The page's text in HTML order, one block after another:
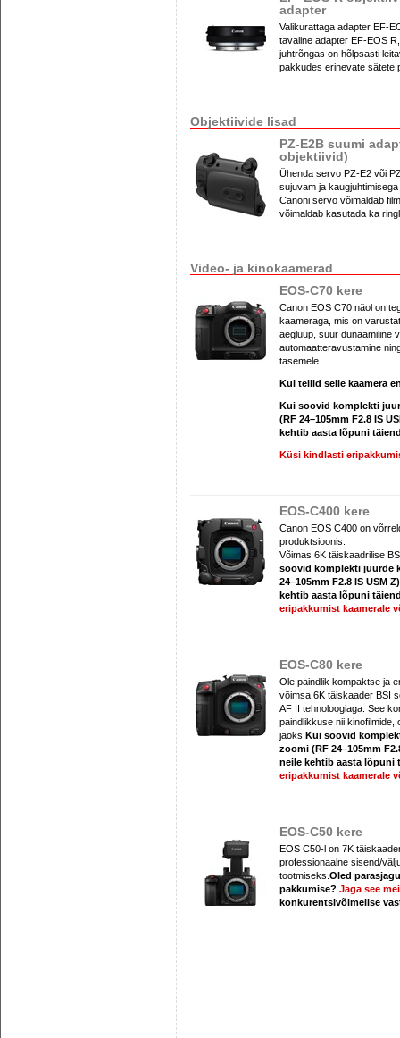
adapter
Valikurattaga adapter EF-
tavaline adapter EF-EOS
juhtrõngas on hõlpsasti
pakkudes erinevate sätete
Objektiivide lisad
PZ-E2B suumi
objektiivid)
Ühenda servo PZ-E2 või
sujuvam ja
Canoni servo võimaldab
võimaldab kasutada ka
Video- ja kinokaamerad
EOS-C70 kere
Canon EOS C70 näol on
kaameraga, mis on
aegluup, suur dünaamiline
automaatteravustamine
tasemele.
Kui tellid selle kaamera
Kui soovid komplekti
(RF 24–105mm F2.8 IS
kehtib aasta lõpuni
Küsi kindlasti
EOS-C400 kere
Canon EOS C400 on
produktsioonis.
Võimas 6K täiskaadrilise
soovid komplekti juurde
24–105mm F2.8 IS USM
kehtib aasta lõpuni
eripakkumist kaamerale
EOS-C80 kere
Ole paindlik kompaktse ja
võimsa 6K täiskaader BSI
AF II tehnoloogiaga. See
paindlikkuse nii
jaoks. Kui soovid
zoomi (RF 24–105mm
neile kehtib aasta lõpuni
eripakkumist kaamerale
EOS-C50 kere
EOS C50-l on 7K
professionaalne sisend/
tootmiseks. Oled
pakkumise? Jaga see
konkurentsivõimelise